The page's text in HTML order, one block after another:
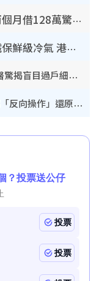
銀行高層戀上水療女技師！兩個月借128萬驚覺「沉船」沉落火海 揭背後疑似邪教操控賣淫
內地客歎港人唔識老！揭港鐵保鮮級冷氣 港人求放過：咪投訴
牙線棒亂用隨時越清越污糟！牙醫驚揭盲目過戶細菌恐致蛀牙：呢種先係日常真保養
WhatsApp預設貼圖點刪？揭1招「反向操作」還原簡潔介面 附3步實測教學